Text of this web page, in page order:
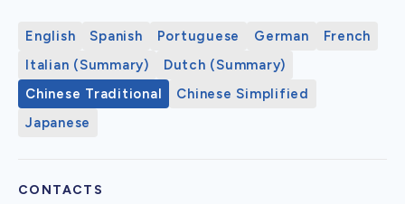
English Spanish Portuguese German
French
Italian (Summary)
Dutch (Summary)
Chinese Traditional
Chinese Simplified
Japanese
CONTACTS